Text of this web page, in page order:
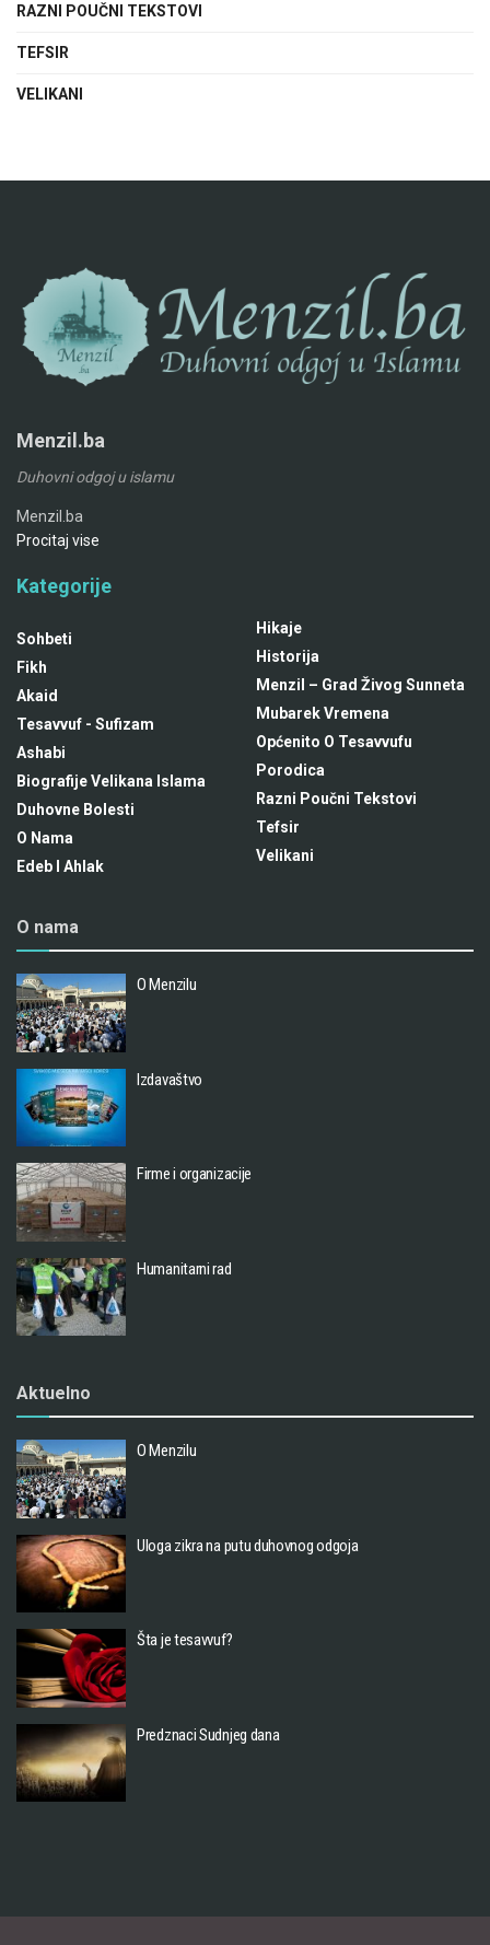
RAZNI POUČNI TEKSTOVI
TEFSIR
VELIKANI
Menzil.ba
Duhovni odgoj u islamu
Menzil.ba
Procitaj vise
Kategorije
Sohbeti
Fikh
Akaid
Tesavvuf - Sufizam
Ashabi
Biografije Velikana Islama
Duhovne Bolesti
O Nama
Edeb I Ahlak
Hikaje
Historija
Menzil – Grad Živog Sunneta
Mubarek Vremena
Općenito O Tesavvufu
Porodica
Razni Poučni Tekstovi
Tefsir
Velikani
O nama
O Menzilu
Izdavaštvo
Firme i organizacije
Humanitarni rad
Aktuelno
O Menzilu
Uloga zikra na putu duhovnog odgoja
Šta je tesavvuf?
Predznaci Sudnjeg dana